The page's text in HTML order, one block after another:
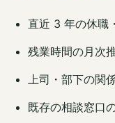
直近 3 年の休職
残業時間の月次
上司・部下の関
既存の相談窓口